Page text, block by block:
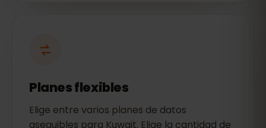
Planes flexibles
Elige entre varios planes de datos
asequibles para Kuwait. Elige la cantidad de